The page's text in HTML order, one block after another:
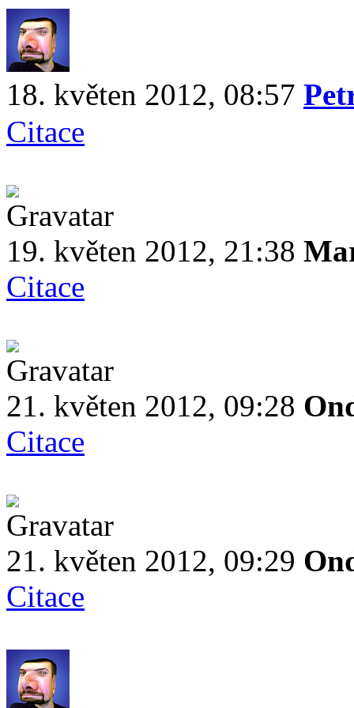
18. květen 2012, 08:57
Citace
19. květen 2012, 21:38
Citace
21. květen 2012, 09:28
Citace
21. květen 2012, 09:29
Citace